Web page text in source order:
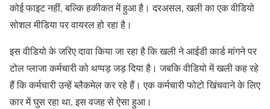
कोई फाइट नहीं, बल्कि हकीकत में हुआ है। दरअसल, खली का एक वीडियो
सोशल मीडिया पर वायरल हो रहा है।
इस वीडियो के जरिए दावा किया जा रहा है कि खली ने आईडी कार्ड मांगने पर
टोल प्लाजा कर्मचारी को थप्पड़ जड़ दिया है। जबकि वीडियो में खली कह रहे
हैं कि कर्मचारी उन्हें ब्लैकमेल कर रहे हैं। एक कर्मचारी फोटो खिंचवाने के लिए
कार में घुस रहा था, इस वजह से ऐसा हुआ।